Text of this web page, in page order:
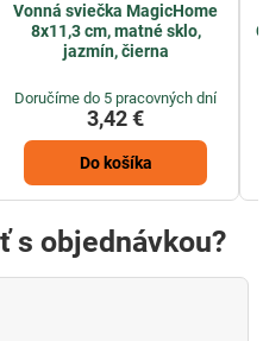
Vonná sviečka MagicHome
8x11,3 cm, matné sklo,
jazmín, čierna
Doručíme do 5 pracovných dní
3,42 €
Do košíka
s objednávkou?